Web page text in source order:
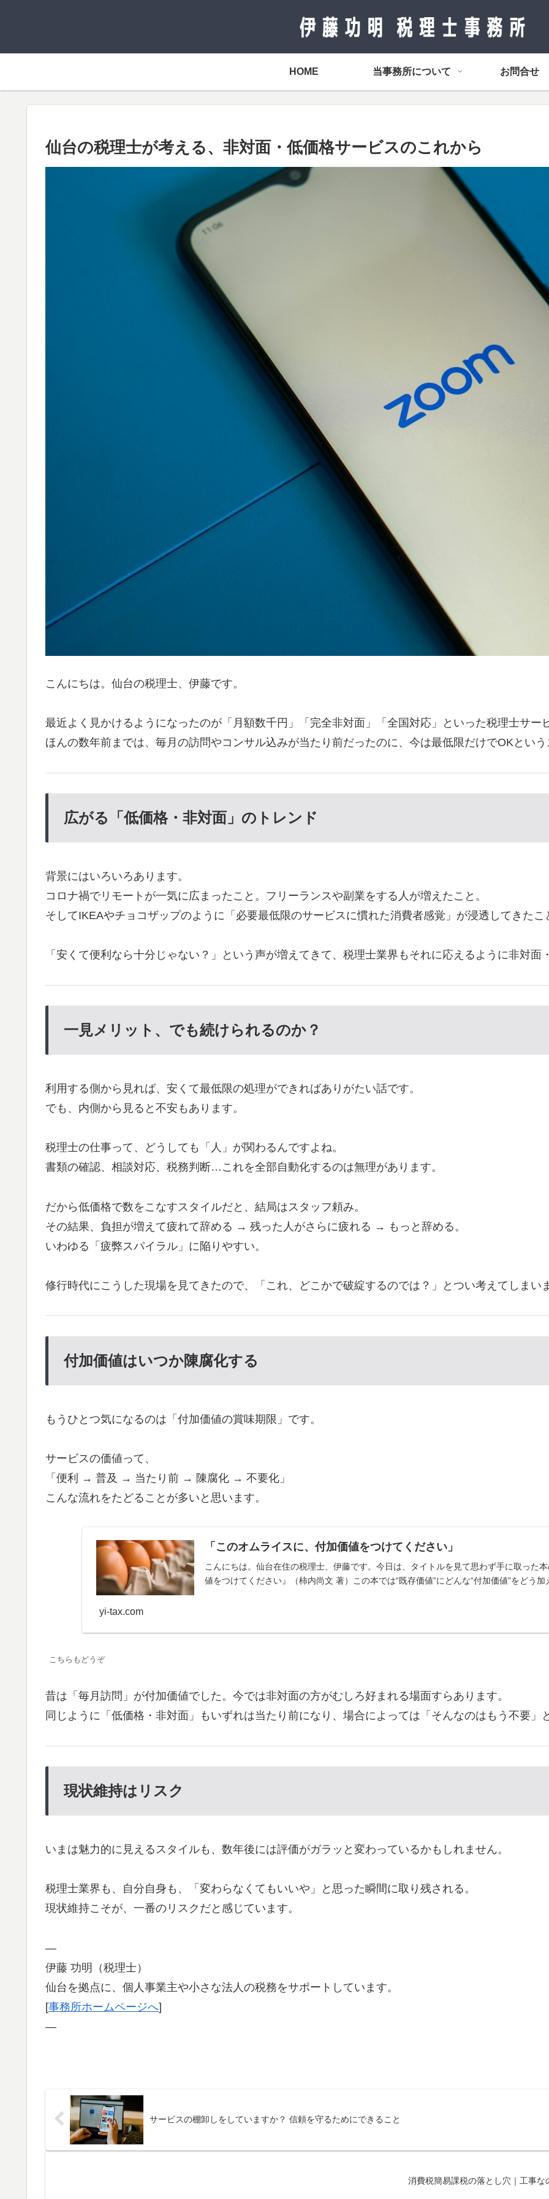
HOME 当事務所について お問合せ
仙台の税理士が考える、非対面・低価格サービスのこれから
こんにちは。仙台の税理士、伊藤です。
最近よく見かけるようになったのが「月額数千円」「完全非対面」「全国対応」といった税理士サー
ほんの数年前までは、毎月の訪問やコンサル込みが当たり前だったのに、今は最低限だけでOKとい
広がる「低価格・非対面」のトレンド
背景にはいろいろあります。
コロナ禍でリモートが一気に広まったこと。フリーランスや副業をする人が増えたこと。
そしてIKEAやチョコザップのように「必要最低限のサービスに慣れた消費者感覚」が浸透してきたこ
「安くて便利なら十分じゃない？」という声が増えてきて、税理士業界もそれに応えるように非対
一見メリット、でも続けられるのか？
利用する側から見れば、安くて最低限の処理ができればありがたい話です。
でも、内側から見ると不安もあります。
税理士の仕事って、どうしても「人」が関わるんですよね。
書類の確認、相談対応、税務判断…これを全部自動化するのは無理があります。
だから低価格で数をこなすスタイルだと、結局はスタッフ頼み。
その結果、負担が増えて疲れて辞める → 残った人がさらに疲れる → もっと辞める。
いわゆる「疲弊スパイラル」に陥りやすい。
修行時代にこうした現場を見てきたので、「これ、どこかで破綻するのでは？」とつい考えてしまい
付加価値はいつか陳腐化する
もうひとつ気になるのは「付加価値の賞味期限」です。
サービスの価値って、
「便利 → 普及 → 当たり前 → 陳腐化 → 不要化」
こんな流れをたどることが多いと思います。
「このオムライスに、付加価値をつけてください」
こんにちは。仙台在住の税理士、伊藤です。今日は、タイトルを見て思わず手に取った
値をつけてください』（柿内尚文 著）この本では“既存価値”にどんな“付加価値”をどう
yi-tax.com
こちらもどうぞ
昔は「毎月訪問」が付加価値でした。今では非対面の方がむしろ好まれる場面すらあります。
同じように「低価格・非対面」もいずれは当たり前になり、場合によっては「そんなのはもう不要」
現状維持はリスク
いまは魅力的に見えるスタイルも、数年後には評価がガラッと変わっているかもしれません。
税理士業界も、自分自身も、「変わらなくてもいいや」と思った瞬間に取り残される。
現状維持こそが、一番のリスクだと感じています。
—
伊藤 功明（税理士）
仙台を拠点に、個人事業主や小さな法人の税務をサポートしています。
[事務所ホームページへ]
—
サービスの棚卸しをしていますか？ 信頼を守るためにできること
消費税簡易課税の落とし穴｜工事